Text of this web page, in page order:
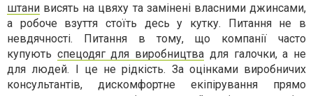
штани висять на цвяху та замінені власними джинсами,
а робоче взуття стоїть десь у кутку. Питання не в
невдячності. Питання в тому, що компанії часто
купують спецодяг для виробництва для галочки, а не
для людей. І це не рідкість. За оцінками виробничих
консультантів, дискомфортне екіпірування прямо